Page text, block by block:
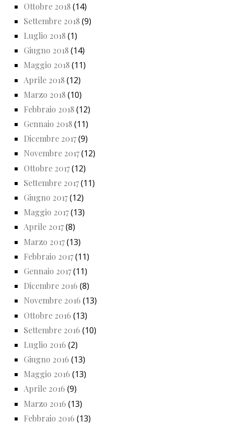
Ottobre 2018(14)
Settembre 2018(9)
Luglio 2018(1)
Giugno 2018(14)
Maggio 2018(11)
Aprile 2018(12)
Marzo 2018(10)
Febbraio 2018(12)
Gennaio 2018(11)
Dicembre 2017(9)
Novembre 2017(12)
Ottobre 2017(12)
Settembre 2017(11)
Giugno 2017(12)
Maggio 2017(13)
Aprile 2017(8)
Marzo 2017(13)
Febbraio 2017(11)
Gennaio 2017(11)
Dicembre 2016 (8)
Novembre 2016 (13)
Ottobre 2016 (13)
Settembre 2016 (10)
Luglio 2016 (2)
Giugno 2016 (13)
Maggio 2016 (13)
Aprile 2016 (9)
Marzo 2016 (13)
Febbraio 2016 (13)